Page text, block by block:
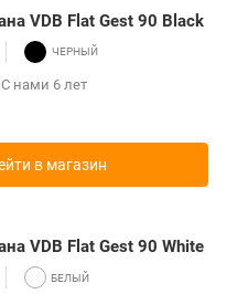
VDB Flat Gest 90 Black
С нами 6 лет
в магазин
VDB Flat Gest 90 White